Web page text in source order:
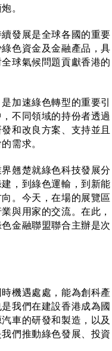
。
發展是全球各國的重要
色資金及金融產品，具
球氣候問題貢獻香港的
加速綠色轉型的重要引
不同領域的持份者透過
和改良方案、支持並且
需求。
翹楚就綠色科技發展分
，到綠色運輸，到新能
。今天，在場的展覽區
與用家的交流。在此，
金融聯盟聯合主辦是次
機遇處處，能為創科產
我們在建設香港成為國
車的研發和製造，以及
們推動綠色發展、投資